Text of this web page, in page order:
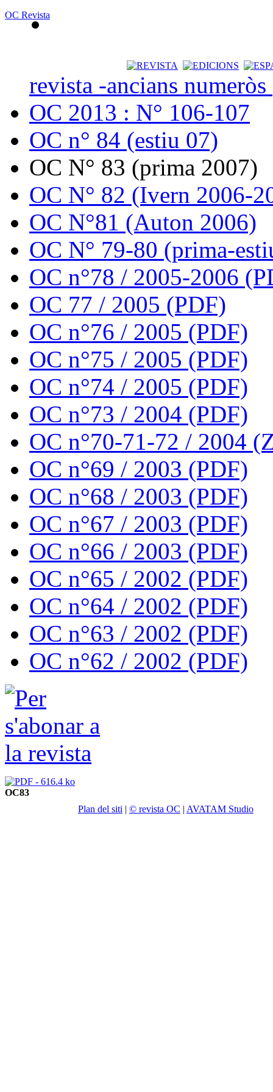
OC Revista
revista -ancians
OC 2013 : N° 106-107
OC n° 84 (estiu 07)
OC N° 83 (prima 2007)
OC N° 82 (Ivern 2006-
OC N°81 (Auton 2006)
OC N° 79-80 (prima-
OC n°78 / 2005-2006
OC 77 / 2005 (PDF)
OC n°76 / 2005 (PDF)
OC n°75 / 2005 (PDF)
OC n°74 / 2005 (PDF)
OC n°73 / 2004 (PDF)
OC n°70-71-72 / 2004
OC n°69 / 2003 (PDF)
OC n°68 / 2003 (PDF)
OC n°67 / 2003 (PDF)
OC n°66 / 2003 (PDF)
OC n°65 / 2002 (PDF)
OC n°64 / 2002 (PDF)
OC n°63 / 2002 (PDF)
OC n°62 / 2002 (PDF)
OC83
Plan del siti | © revista OC | AVATAM Studio